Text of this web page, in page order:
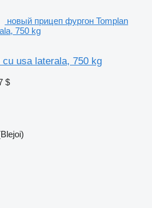
новый прицеп фургон Tomplan
750 kg
usa laterala, 750 kg
$